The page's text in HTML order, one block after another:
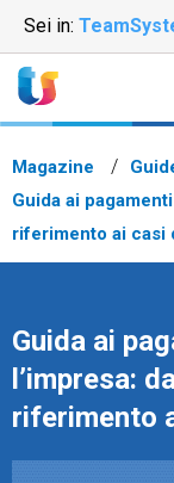
Sei in:
Magazine
Guida ai
riferimento ai casi
Guida ai
l’impresa:
riferimento